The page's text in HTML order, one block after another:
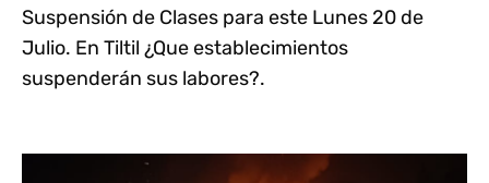
Suspensión de Clases para este Lunes 20 de
Julio. En Tiltil ¿Que establecimientos
suspenderán sus labores?.